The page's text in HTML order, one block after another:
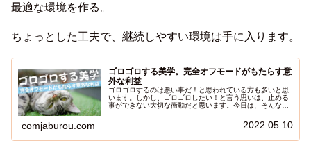
最適な環境を作る。
ちょっとした工夫で、継続しやすい環境は手に入ります。
ゴロゴロする美学。完全オフモードがもたらす意
外な利益
ゴロゴロするのは悪い事だ！と思われている方も多いと思
います。しかし、ゴロゴロしたい！と言う思いは、止める
事ができない大切な衝動だと思います。今日は、そんな心
合ってみました。ゴロゴロしたっていいじゃない！と思え
comjaburou.com 2022.05.10